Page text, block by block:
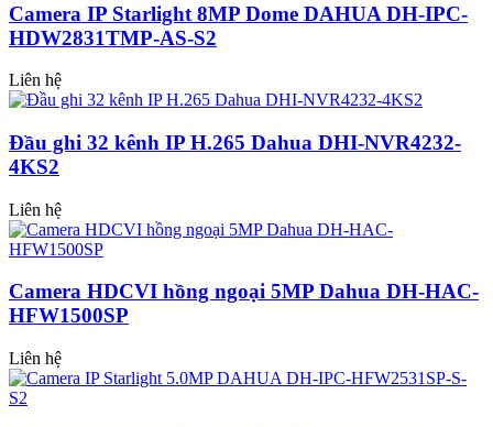
Camera IP Starlight 8MP Dome DAHUA DH-IPC-
HDW2831TMP-AS-S2
Liên hệ
Đầu ghi 32 kênh IP H.265 Dahua DHI-NVR4232-
4KS2
Liên hệ
Camera HDCVI hồng ngoại 5MP Dahua DH-HAC-
HFW1500SP
Liên hệ